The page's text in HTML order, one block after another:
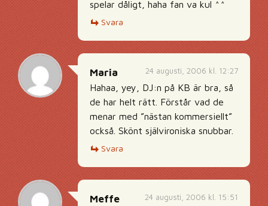
spelar dåligt, haha fan va kul ^^
Svara
24 augusti, 2006 kl. 12:27
Maria
Hahaa, yey, DJ:n på KB är bra, så
de har helt rätt. Förstår vad de
menar med ”nästan kommersiellt”
också. Skönt självironiska snubbar.
Svara
24 augusti, 2006 kl. 15:51
Meffe